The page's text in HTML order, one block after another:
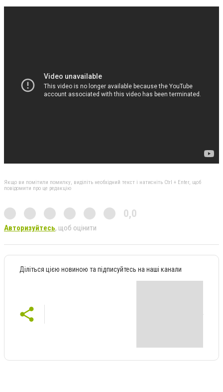
Якщо ви помітили помилку, виділіть необхідний текст і натисніть Ctrl + Enter, щоб
повідомити про це редакцію
0,0
Авторизуйтесь, щоб оцінити
Діліться цією новиною та підписуйтесь на наші канали